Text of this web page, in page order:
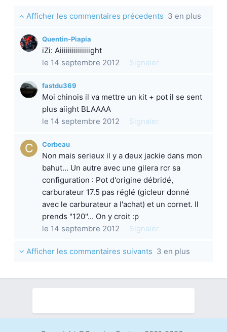
Afficher les commentaires précedents 3 en plus
Quentin-Piapia
iZi: Aiiiiiiiiiiiiiiight
le 14 septembre 2012
Signaler
fastdu369
Moi chinois il va mettre un kit + pot il se sent
plus aiight BLAAAA
le 14 septembre 2012
Signaler
Corbeau
Non mais serieux il y a deux jackie dans mon
bahut... Un autre avec une gilera rcr sa
configuration : Pot d'origine débridé,
carburateur 17.5 pas réglé (gicleur donné
avec le carburateur a l'achat) et un cornet. Il
prends "120"... On y croit :p
le 14 septembre 2012
Signaler
Afficher les commentaires suivants 3 en plus